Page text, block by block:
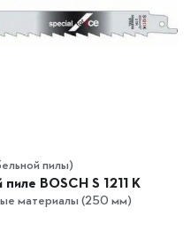
пилы)
BOSCH S 1211 K
материалы (250 мм)